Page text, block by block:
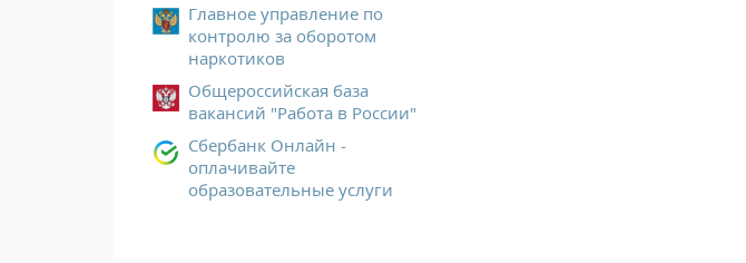
Главное управление по
контролю за оборотом
наркотиков
Общероссийская база
вакансий "Работа в России"
Сбербанк Онлайн -
оплачивайте
образовательные услуги